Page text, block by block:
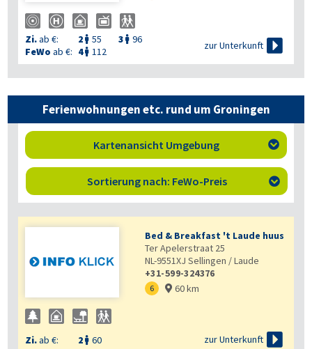
Zi.ab €: 2  55 3  96
FeWo ab €: 4 112
zur Unterkunft 
Ferienwohnungen etc. rund um Groningen
Kartenansicht Umgebung 
Sortierung nach: FeWo-Preis 
Bed & Breakfast 't Laude huus
Ter Apelerstraat 25
NL-9551XJ Sellingen / Laude
+31-599-324376
6  60 km
Zi.ab €: 2  60 zur Unterkunft 